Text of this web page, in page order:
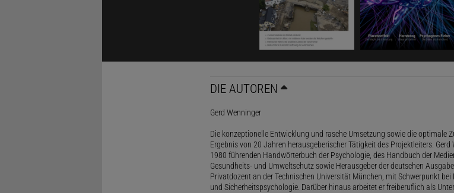
DIE AUTOREN
Gerd Wenninger
Die konzeptionelle Entwicklung und rasche Umsetzung sowie die optimale
Ergebnis von 20 Jahren herausgeberischer Tätigkeit des Projektleiters.
1980 führenden Handwörterbuch der Psychologie, des Handbuch der
Gesundheits- und Umweltschutz sowie Herausgeber der deutschen
Privatdozent an der Technischen Universität München, mit Schwerpunkt
und Sicherheitspsychologie. Darüber hinaus arbeitet er freiberuflich als